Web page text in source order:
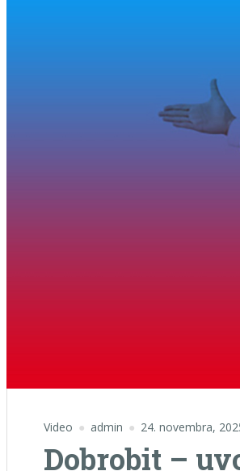
Video admin 24. novembra,
Dobrobit –